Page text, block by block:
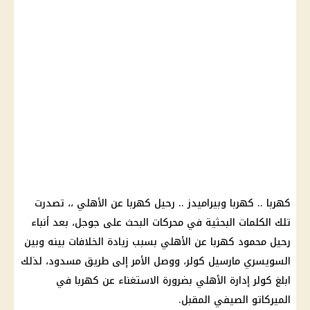
كهربا .. كهربا وبيراميدز .. رحيل كهربا عن الأهلي ،، تصدرت
تلك الكلمات البحثية في محركات البحث على جوجل، بعد أنباء
رحيل محمود كهربا عن الأهلي بسبب زيادة الخلافات بينه وبين
السويسري مارسيل كولر، ووصل الأمر إلى طريق مسدود، لذلك
ابلغ كولرإدارة الأهلي بضرورة الاستغناء عن كهربا في
الميركاتو الصيفي المقبل.